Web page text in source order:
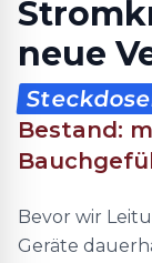
neue
Bestand:
Bevor wir
Geräte